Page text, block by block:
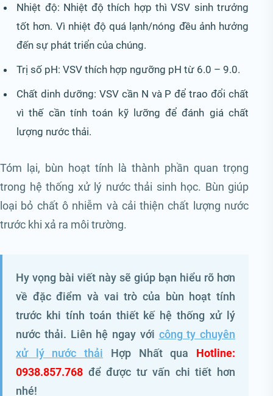
Nhiệt độ: Nhiệt độ thích hợp thì VSV sinh trưởng
tốt hơn. Vì nhiệt độ quá lạnh/nóng đều ảnh hưởng
đến sự phát triển của chúng.
Trị số pH: VSV thích hợp ngưỡng pH từ 6.0 – 9.0.
Chất dinh dưỡng: VSV cần N và P để trao đổi chất
vì thế cần tính toán kỹ lưỡng để đánh giá chất
lượng nước thải.
Tóm lại, bùn hoạt tính là thành phần quan trọng
trong hệ thống xử lý nước thải sinh học. Bùn giúp
loại bỏ chất ô nhiễm và cải thiện chất lượng nước
trước khi xả ra môi trường.
Hy vọng bài viết này sẽ giúp bạn hiểu rõ hơn
về đặc điểm và vai trò của bùn hoạt tính
trước khi tính toán thiết kế hệ thống xử lý
nước thải. Liên hệ ngay với công ty chuyên
xử lý nước thải Hợp Nhất qua Hotline:
0938.857.768 để được tư vấn chi tiết hơn
nhé!